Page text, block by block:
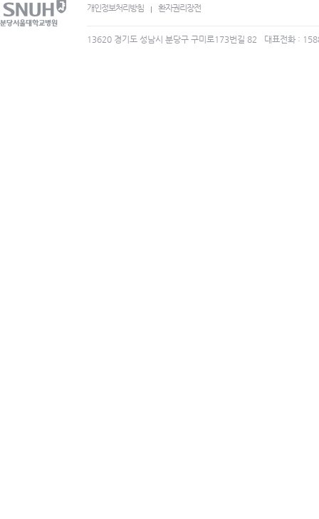
개인정보처리방침 환자권리장전
13620 경기도 성남시 분당구 구미로173번길 82 대표전화 :